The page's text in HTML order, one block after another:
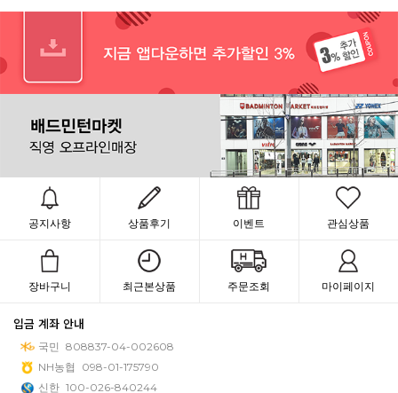
공지사항 상품후기 이벤트 관심상품
장바구니 최근본상품 주문조회 마이페이지
입금 계좌 안내
국민 808837-04-002608
NH농협
098-01-175790
신한 100-026-840244